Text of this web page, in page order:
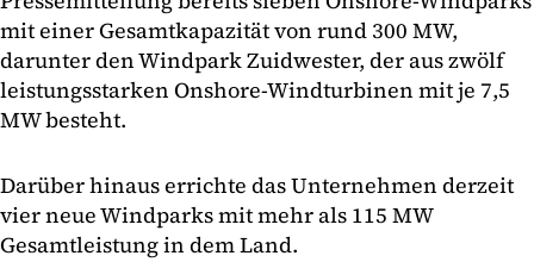
mit einer Gesamtkapazität von rund 300 MW,
darunter den Windpark Zuidwester, der aus zwölf
leistungsstarken Onshore-Windturbinen mit je 7,5
MW besteht.
Darüber hinaus errichte das Unternehmen derzeit
vier neue Windparks mit mehr als 115 MW
Gesamtleistung in dem Land.